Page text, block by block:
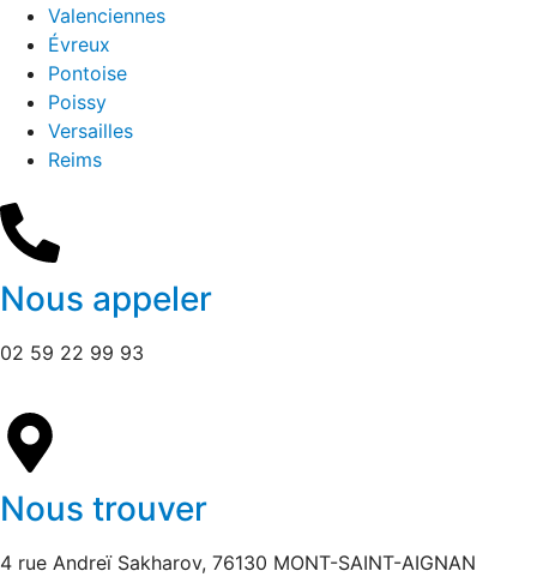
Valenciennes
Évreux
Pontoise
Poissy
Versailles
Reims
Nous appeler
02 59 22 99 93
Nous trouver
4 rue Andreï Sakharov, 76130 MONT-SAINT-AIGNAN